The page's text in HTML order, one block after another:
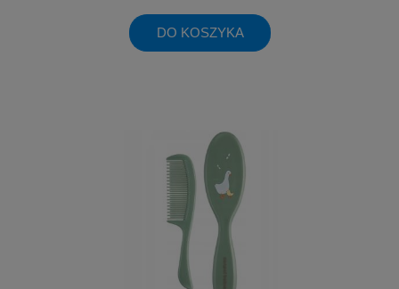
DO KOSZYKA